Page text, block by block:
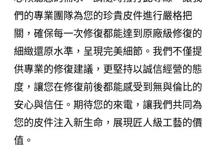
們的專業團隊為您的珍貴皮件進行嚴格把
關，確保每一次修復都能達到原廠級修復的
細緻還原水準，呈現完美細節。我們不僅提
供專業的修復建議，更堅持以誠信經營的態
度，讓您在修復前後都能感受到無與倫比的
安心與信任。期待您的來電，讓我們共同為
您的皮件注入新生命，展現匠人級工藝的價
值。